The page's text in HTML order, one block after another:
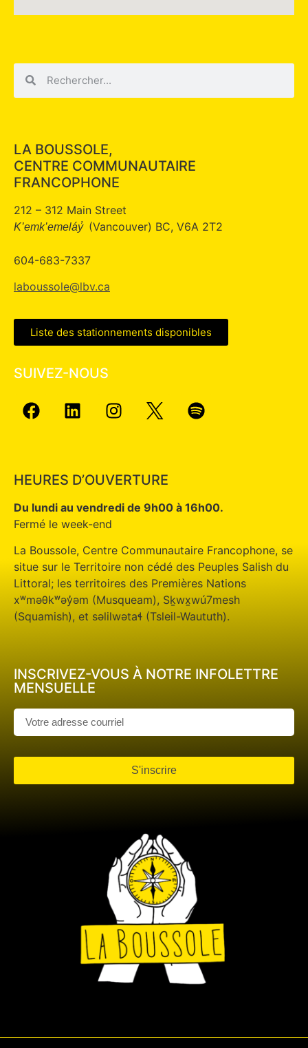
LA BOUSSOLE,
CENTRE COMMUNAUTAIRE
FRANCOPHONE
212 – 312 Main Street
K’emk’emeláy̓ (Vancouver) BC, V6A 2T2
604-683-7337
laboussole@lbv.ca
Liste des stationnements disponibles
SUIVEZ-NOUS
HEURES D’OUVERTURE
Du lundi au vendredi de 9h00 à 16h00.
Fermé le week-end
La Boussole, Centre Communautaire Francophone, se
situe sur le Territoire non cédé des Peuples Salish du
Littoral; les territoires des Premières Nations
xʷməθkʷəy̓əm (Musqueam), Sḵwx̱wú7mesh
(Squamish), et səlilwətaɬ (Tsleil-Waututh).
INSCRIVEZ-VOUS À NOTRE INFOLETTRE
MENSUELLE
S'inscrire